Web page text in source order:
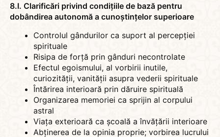
8.I. Clarificări privind condițiile de bază pentru
dobândirea autonomă a cunoștințelor superioare
Controlul gândurilor ca suport al percepției
spirituale
Risipa de forță prin gânduri necontrolate
Efectul egoismului, al vorbirii inutile,
curiozității, vanității asupra vederii spirituale
Întărirea interioară prin dăruire spirituală
Organizarea memoriei ca sprijin al corpului
astral
Viața exterioară ca școală a învățării interioare
Abținerea de la opinia proprie; vorbirea lucrului